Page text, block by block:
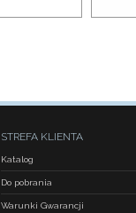
STREFA KLIENTA
Katalog
Do pobrania
Warunki Gwarancji